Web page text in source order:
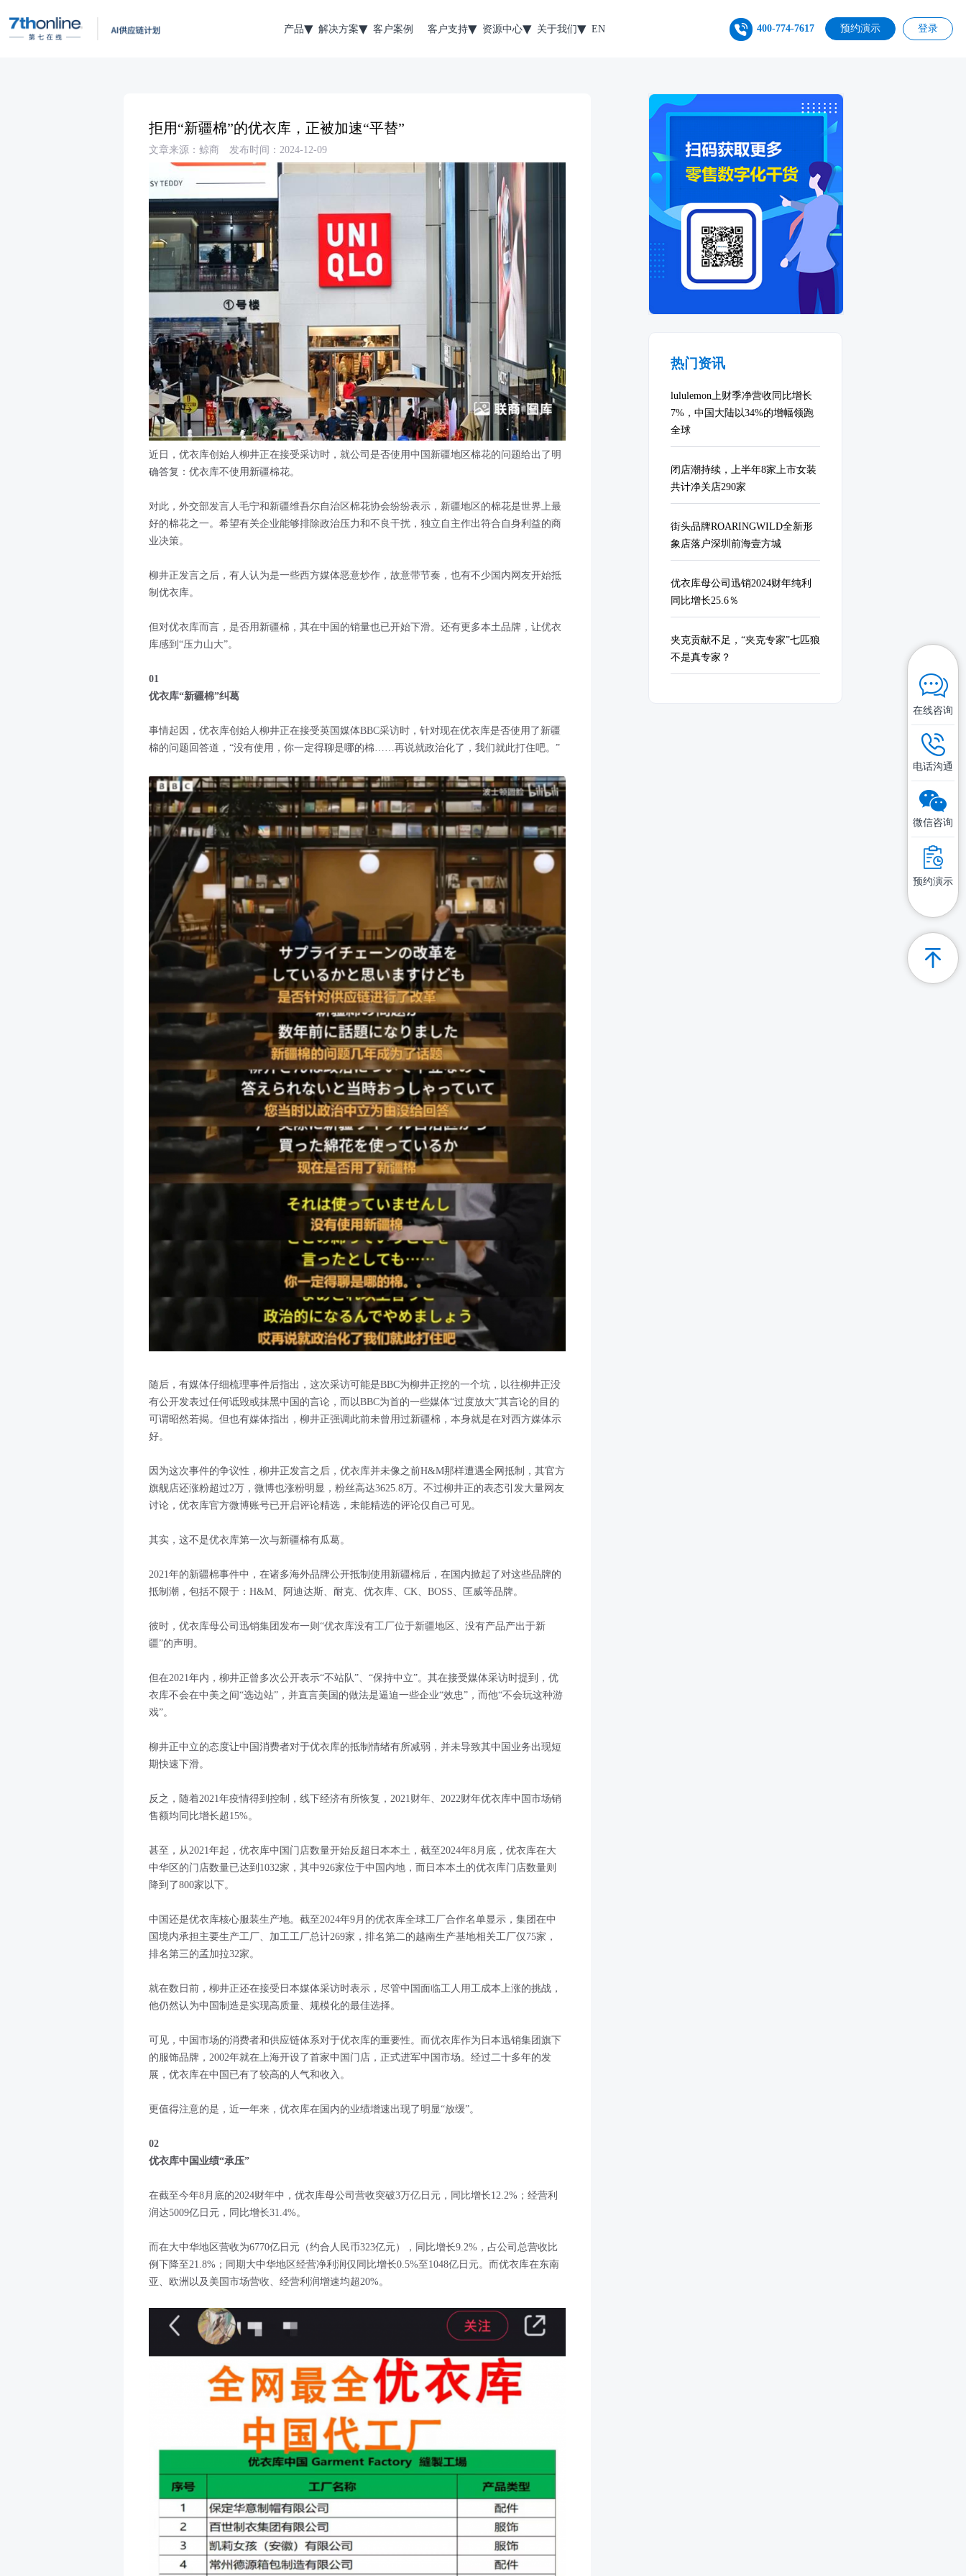
产品 解决方案 客户案例 客户支持 资源中心 关于我们 EN 400-774-7617 预约演示 登录
拒用“新疆棉”的优衣库，正被加速“平替”
文章来源：鲸商 发布时间：2024-12-09
近日，优衣库创始人柳井正在接受采访时，就公司是否使用中国新疆地区棉花的问题给出了明
确答复：优衣库不使用新疆棉花。
对此，外交部发言人毛宁和新疆维吾尔自治区棉花协会纷纷表示，新疆地区的棉花是世界上最
好的棉花之一。希望有关企业能够排除政治压力和不良干扰，独立自主作出符合自身利益的商
业决策。
柳井正发言之后，有人认为是一些西方媒体恶意炒作，故意带节奏，也有不少国内网友开始抵
制优衣库。
但对优衣库而言，是否用新疆棉，其在中国的销量也已开始下滑。还有更多本土品牌，让优衣
库感到“压力山大”。
01
优衣库“新疆棉”纠葛
事情起因，优衣库创始人柳井正在接受英国媒体BBC采访时，针对现在优衣库是否使用了新疆
棉的问题回答道，“没有使用，你一定得聊是哪的棉……再说就政治化了，我们就此打住吧。”
随后，有媒体仔细梳理事件后指出，这次采访可能是BBC为柳井正挖的一个坑，以往柳井正没
有公开发表过任何诋毁或抹黑中国的言论，而以BBC为首的一些媒体“过度放大”其言论的目的
可谓昭然若揭。但也有媒体指出，柳井正强调此前未曾用过新疆棉，本身就是在对西方媒体示
好。
因为这次事件的争议性，柳井正发言之后，优衣库并未像之前H&M那样遭遇全网抵制，其官方
旗舰店还涨粉超过2万，微博也涨粉明显，粉丝高达3625.8万。不过柳井正的表态引发大量网友
讨论，优衣库官方微博账号已开启评论精选，未能精选的评论仅自己可见。
其实，这不是优衣库第一次与新疆棉有瓜葛。
2021年的新疆棉事件中，在诸多海外品牌公开抵制使用新疆棉后，在国内掀起了对这些品牌的
抵制潮，包括不限于：H&M、阿迪达斯、耐克、优衣库、CK、BOSS、匡威等品牌。
彼时，优衣库母公司迅销集团发布一则“优衣库没有工厂位于新疆地区、没有产品产出于新
疆”的声明。
但在2021年内，柳井正曾多次公开表示“不站队”、“保持中立”。其在接受媒体采访时提到，优
衣库不会在中美之间“选边站”，并直言美国的做法是逼迫一些企业“效忠”，而他“不会玩这种游
戏”。
柳井正中立的态度让中国消费者对于优衣库的抵制情绪有所减弱，并未导致其中国业务出现短
期快速下滑。
反之，随着2021年疫情得到控制，线下经济有所恢复，2021财年、2022财年优衣库中国市场销
售额均同比增长超15%。
甚至，从2021年起，优衣库中国门店数量开始反超日本本土，截至2024年8月底，优衣库在大
中华区的门店数量已达到1032家，其中926家位于中国内地，而日本本土的优衣库门店数量则
降到了800家以下。
中国还是优衣库核心服装生产地。截至2024年9月的优衣库全球工厂合作名单显示，集团在中
国境内承担主要生产工厂、加工工厂总计269家，排名第二的越南生产基地相关工厂仅75家，
排名第三的孟加拉32家。
就在数日前，柳井正还在接受日本媒体采访时表示，尽管中国面临工人用工成本上涨的挑战，
他仍然认为中国制造是实现高质量、规模化的最佳选择。
可见，中国市场的消费者和供应链体系对于优衣库的重要性。而优衣库作为日本迅销集团旗下
的服饰品牌，2002年就在上海开设了首家中国门店，正式进军中国市场。经过二十多年的发
展，优衣库在中国已有了较高的人气和收入。
更值得注意的是，近一年来，优衣库在国内的业绩增速出现了明显“放缓”。
02
优衣库中国业绩“承压”
在截至今年8月底的2024财年中，优衣库母公司营收突破3万亿日元，同比增长12.2%；经营利
润达5009亿日元，同比增长31.4%。
而在大中华地区营收为6770亿日元（约合人民币323亿元），同比增长9.2%，占公司总营收比
例下降至21.8%；同期大中华地区经营净利润仅同比增长0.5%至1048亿日元。而优衣库在东南
亚、欧洲以及美国市场营收、经营利润增速均超20%。
热门资讯
lululemon上财季净营收同比增长
7%，中国大陆以34%的增幅领跑
全球
闭店潮持续，上半年8家上市女装
共计净关店290家
街头品牌ROARINGWILD全新形
象店落户深圳前海壹方城
优衣库母公司迅销2024财年纯利
同比增长25.6％
夹克贡献不足，“夹克专家”七匹狼
不是真专家？
在线咨询
电话沟通
微信咨询
预约演示